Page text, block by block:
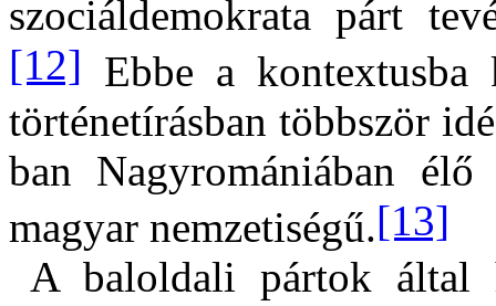
szociáldemokrata párt
[12] Ebbe a
történetírásban többször
ban Nagyromániában
magyar nemzetiségű.[13]
A baloldali pártok által